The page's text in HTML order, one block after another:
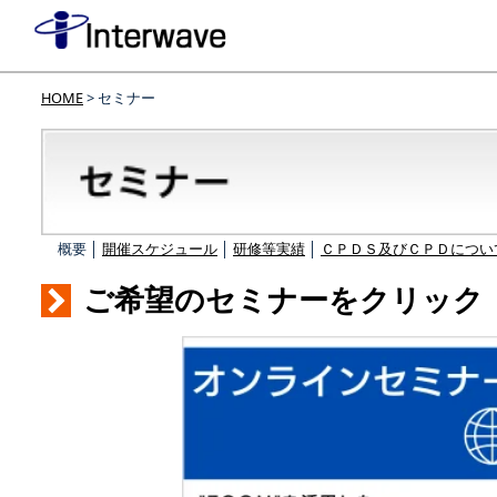
HOME> セミナー
概要 │ 開催スケジュール 研修等実績 ＣＰＤＳ及びＣＰＤにつ
ご希望のセミナーをクリック